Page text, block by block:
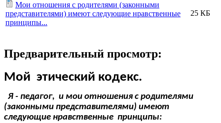
Мои отношения с родителями (законными
представителями) имеют следующие нравственные
принципы...
25 КБ
Предварительный просмотр:
Мой этический кодекс.
Я - педагог, и мои отношения с родителями
(законными представителями) имеют
следующие нравственные принципы: